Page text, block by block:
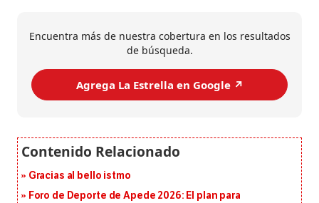
Encuentra más de nuestra cobertura en los resultados
de búsqueda.
Agrega La Estrella en Google ↗️
Gracias al bello istmo
Foro de Deporte de Apede 2026: El plan para